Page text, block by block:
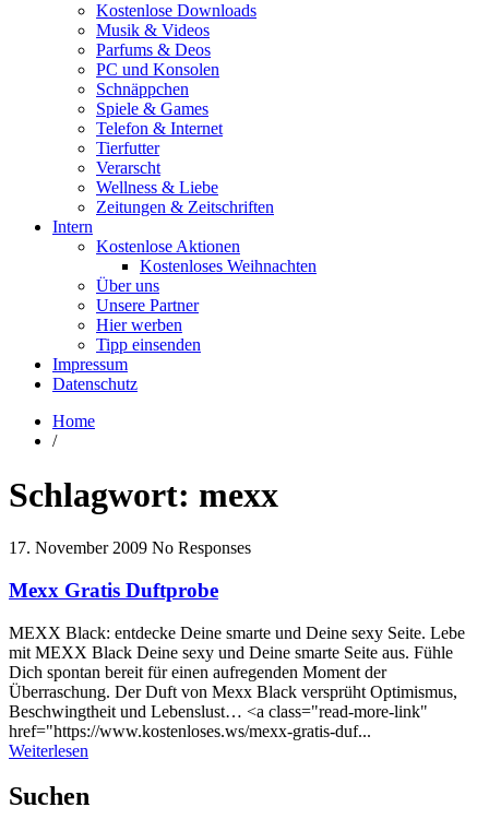
Kostenlose Downloads
Musik & Videos
Parfums & Deos
PC und Konsolen
Schnäppchen
Spiele & Games
Telefon & Internet
Tierfutter
Verarscht
Wellness & Liebe
Zeitungen & Zeitschriften
Intern
Kostenlose Aktionen
Kostenloses Weihnachten
Über uns
Unsere Partner
Hier werben
Tipp einsenden
Impressum
Datenschutz
Home
/
Schlagwort: mexx
17. November 2009 No Responses
Mexx Gratis Duftprobe
MEXX Black: entdecke Deine smarte und Deine sexy Seite. Lebe
mit MEXX Black Deine sexy und Deine smarte Seite aus. Fühle
Dich spontan bereit für einen aufregenden Moment der
Überraschung. Der Duft von Mexx Black versprüht Optimismus,
Beschwingtheit und Lebenslust… <a class="read-more-link"
href="https://www.kostenloses.ws/mexx-gratis-duf...
Weiterlesen
Suchen